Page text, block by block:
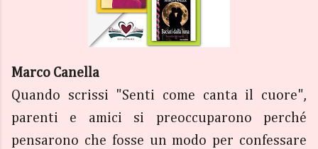
Marco Canella
Quando scrissi "Senti come canta il cuore",
parenti e amici si preoccuparono perché
pensarono che fosse un modo per confessare